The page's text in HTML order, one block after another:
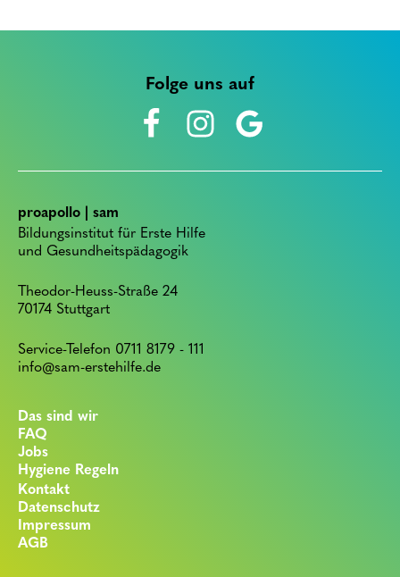
Folge uns auf
proapollo | sam
Bildungsinstitut für Erste Hilfe
und Gesundheitspädagogik
Theodor-Heuss-Straße 24
70174 Stuttgart
Service-Telefon 0711 8179 - 111
info@sam-erstehilfe.de
Das sind wir
FAQ
Jobs
Hygiene Regeln
Kontakt
Datenschutz
Impressum
AGB